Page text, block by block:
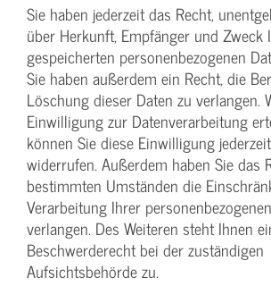
Sie haben jederzeit das Recht,
über Herkunft, Empfänger und Zweck
gespeicherten personenbezogenen
Sie haben außerdem ein Recht, die
Löschung dieser Daten zu verlangen.
Einwilligung zur Datenverarbeitung
können Sie diese Einwilligung
widerrufen. Außerdem haben Sie das
bestimmten Umständen die
Verarbeitung Ihrer
verlangen. Des Weiteren steht Ihnen
Beschwerderecht bei der zuständigen
Aufsichtsbehörde zu.